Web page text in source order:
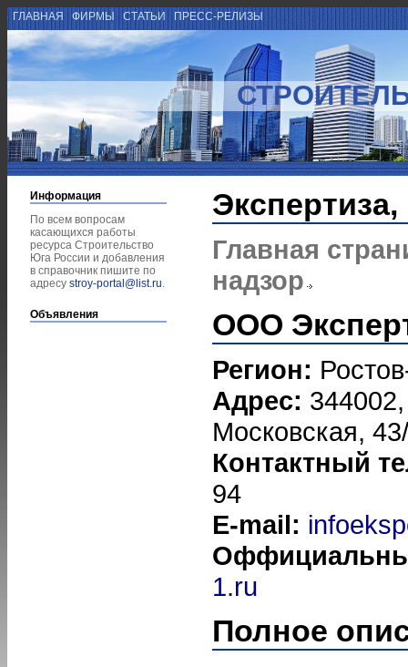
ГЛАВНАЯ ФИРМЫ СТАТЬИ ПРЕСС-РЕЛИЗЫ
Информация
По всем вопросам
касающихся работы
ресурса Строительство
Юга России и добавления
в справочник пишите по
адресу stroy-portal@list.ru.
Объявления
Главная
надзор
ООО
Регион:
Адрес:
Московская,
Контактный
94
E-mail:
1.ru
Полное